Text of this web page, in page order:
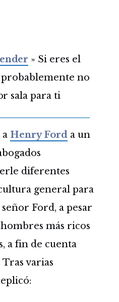
» Si eres el
no
sala para ti
Henry Forda un
diferentes
general para
Ford, a pesar
más ricos
a fin de cuenta
varias